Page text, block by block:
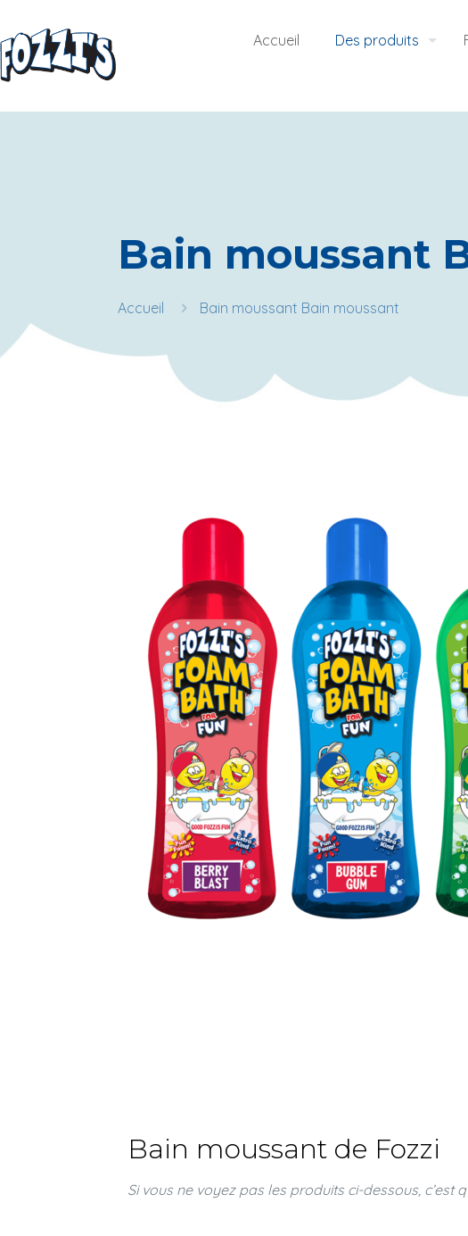
Accueil Des produits
Bain moussant
Accueil Bain moussant Bain moussant
Bain moussant de Fozzi
Si vous ne voyez pas les produits ci-dessous, c’est